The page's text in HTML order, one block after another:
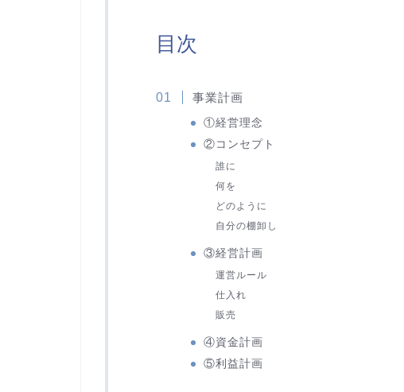
目次
事業計画
①経営理念
②コンセプト
誰に
何を
どのように
自分の棚卸し
③経営計画
運営ルール
仕入れ
販売
④資金計画
⑤利益計画